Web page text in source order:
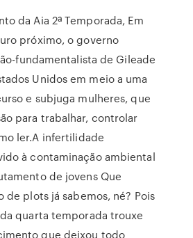
da Aia 2ª Temporada, Em
próximo, o governo
fundamentalista de Gileade
Unidos em meio a uma
e subjuga mulheres, que
para trabalhar, controlar
ler.A infertilidade
à contaminação ambiental
de jovens Que
de plots já sabemos, né? Pois
quarta temporada trouxe
que deixou todo